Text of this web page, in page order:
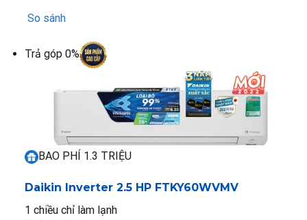
So sánh
Trả góp 0%
BAO PHÍ 1.3 TRIỆU
Daikin Inverter 2.5 HP FTKY60WVMV
1 chiều chỉ làm lạnh